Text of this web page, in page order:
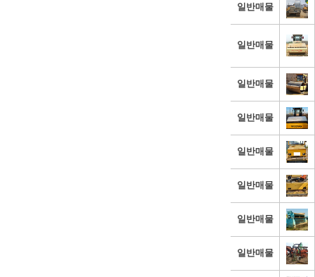
일반매물
일반매물
일반매물
일반매물
일반매물
일반매물
일반매물
일반매물